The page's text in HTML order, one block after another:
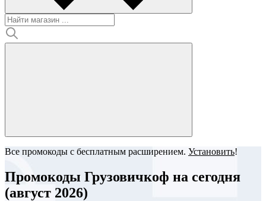
Все промокоды с бесплатным расширением. Установить!
Промокоды Грузовичкоф на сегодня
(август 2026)